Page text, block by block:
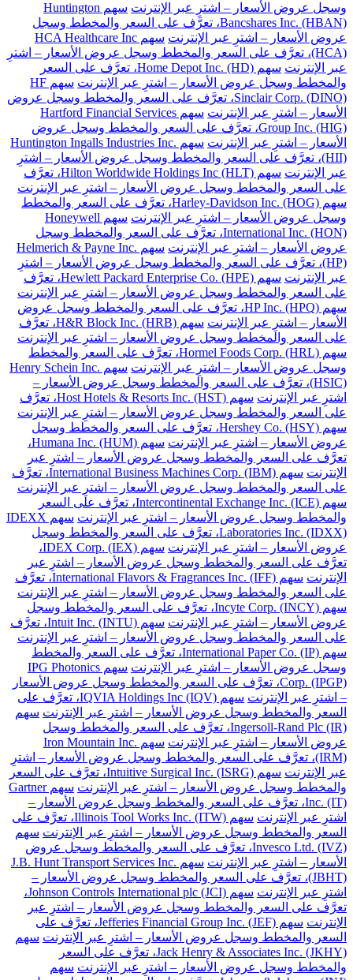
وسجل عروض الأسعار – اشترِ عبر الإنترنت
سهم Huntington
Bancshares Inc. (HBAN)، تعرَّف على السعر والمخطط وسجل
عروض الأسعار – اشترِ عبر الإنترنت
سهم HCA Healthcare Inc
(HCA)، تعرَّف على السعر والمخطط وسجل عروض الأسعار – اشترِ
عبر الإنترنت
سهم Home Depot Inc. (HD)، تعرَّف على السعر
والمخطط وسجل عروض الأسعار – اشترِ عبر الإنترنت
سهم HF
Sinclair Corp. (DINO)، تعرَّف على السعر والمخطط وسجل عروض
الأسعار – اشترِ عبر الإنترنت
سهم Hartford Financial Services
Group Inc. (HIG)، تعرَّف على السعر والمخطط وسجل عروض
الأسعار – اشترِ عبر الإنترنت
سهم Huntington Ingalls Industries Inc.
(HII)، تعرَّف على السعر والمخطط وسجل عروض الأسعار – اشترِ
عبر الإنترنت
سهم Hilton Worldwide Holdings Inc (HLT)، تعرَّف
على السعر والمخطط وسجل عروض الأسعار – اشترِ عبر الإنترنت
سهم Harley-Davidson Inc. (HOG)، تعرَّف على السعر والمخطط
وسجل عروض الأسعار – اشترِ عبر الإنترنت
سهم Honeywell
International Inc. (HON)، تعرَّف على السعر والمخطط وسجل
عروض الأسعار – اشترِ عبر الإنترنت
سهم Helmerich & Payne Inc.
(HP)، تعرَّف على السعر والمخطط وسجل عروض الأسعار – اشترِ
عبر الإنترنت
سهم Hewlett Packard Enterprise Co. (HPE)، تعرَّف
على السعر والمخطط وسجل عروض الأسعار – اشترِ عبر الإنترنت
سهم HP Inc. (HPQ)، تعرَّف على السعر والمخطط وسجل عروض
الأسعار – اشترِ عبر الإنترنت
سهم H&R Block Inc. (HRB)، تعرَّف
على السعر والمخطط وسجل عروض الأسعار – اشترِ عبر الإنترنت
سهم Hormel Foods Corp. (HRL)، تعرَّف على السعر والمخطط
وسجل عروض الأسعار – اشترِ عبر الإنترنت
سهم Henry Schein Inc.
(HSIC)، تعرَّف على السعر والمخطط وسجل عروض الأسعار –
اشترِ عبر الإنترنت
سهم Host Hotels & Resorts Inc. (HST)، تعرَّف
على السعر والمخطط وسجل عروض الأسعار – اشترِ عبر الإنترنت
سهم Hershey Co. (HSY)، تعرَّف على السعر والمخطط وسجل
عروض الأسعار – اشترِ عبر الإنترنت
سهم Humana Inc. (HUM)،
تعرَّف على السعر والمخطط وسجل عروض الأسعار – اشترِ عبر
الإنترنت
سهم International Business Machines Corp. (IBM)، تعرَّف
على السعر والمخطط وسجل عروض الأسعار – اشترِ عبر الإنترنت
سهم Intercontinental Exchange Inc. (ICE)، تعرَّف على السعر
والمخطط وسجل عروض الأسعار – اشترِ عبر الإنترنت
سهم IDEXX
Laboratories Inc. (IDXX)، تعرَّف على السعر والمخطط وسجل
عروض الأسعار – اشترِ عبر الإنترنت
سهم IDEX Corp. (IEX)،
تعرَّف على السعر والمخطط وسجل عروض الأسعار – اشترِ عبر
الإنترنت
سهم International Flavors & Fragrances Inc. (IFF)، تعرَّف
على السعر والمخطط وسجل عروض الأسعار – اشترِ عبر الإنترنت
سهم Incyte Corp. (INCY)، تعرَّف على السعر والمخطط وسجل
عروض الأسعار – اشترِ عبر الإنترنت
سهم Intuit Inc. (INTU)، تعرَّف
على السعر والمخطط وسجل عروض الأسعار – اشترِ عبر الإنترنت
سهم International Paper Co. (IP)، تعرَّف على السعر والمخطط
وسجل عروض الأسعار – اشترِ عبر الإنترنت
سهم IPG Photonics
Corp. (IPGP)، تعرَّف على السعر والمخطط وسجل عروض الأسعار
– اشترِ عبر الإنترنت
سهم IQVIA Holdings Inc (IQV)، تعرَّف على
السعر والمخطط وسجل عروض الأسعار – اشترِ عبر الإنترنت سهم
Ingersoll-Rand Plc (IR)، تعرَّف على السعر والمخطط وسجل
عروض الأسعار – اشترِ عبر الإنترنت
سهم Iron Mountain Inc.
(IRM)، تعرَّف على السعر والمخطط وسجل عروض الأسعار – اشترِ
عبر الإنترنت
سهم Intuitive Surgical Inc. (ISRG)، تعرَّف على السعر
والمخطط وسجل عروض الأسعار – اشترِ عبر الإنترنت
سهم Gartner
Inc. (IT)، تعرَّف على السعر والمخطط وسجل عروض الأسعار –
اشترِ عبر الإنترنت
سهم Illinois Tool Works Inc. (ITW)، تعرَّف على
السعر والمخطط وسجل عروض الأسعار – اشترِ عبر الإنترنت سهم
Invesco Ltd. (IVZ)، تعرَّف على السعر والمخطط وسجل عروض
الأسعار – اشترِ عبر الإنترنت
سهم J.B. Hunt Transport Services Inc.
(JBHT)، تعرَّف على السعر والمخطط وسجل عروض الأسعار –
اشترِ عبر الإنترنت
سهم Johnson Controls International plc (JCI)،
تعرَّف على السعر والمخطط وسجل عروض الأسعار – اشترِ عبر
الإنترنت
سهم Jefferies Financial Group Inc. (JEF)، تعرَّف على
السعر والمخطط وسجل عروض الأسعار – اشترِ عبر الإنترنت سهم
Jack Henry & Associates Inc. (JKHY)، تعرَّف على السعر
والمخطط وسجل عروض الأسعار – اشترِ عبر الإنترنت سهم